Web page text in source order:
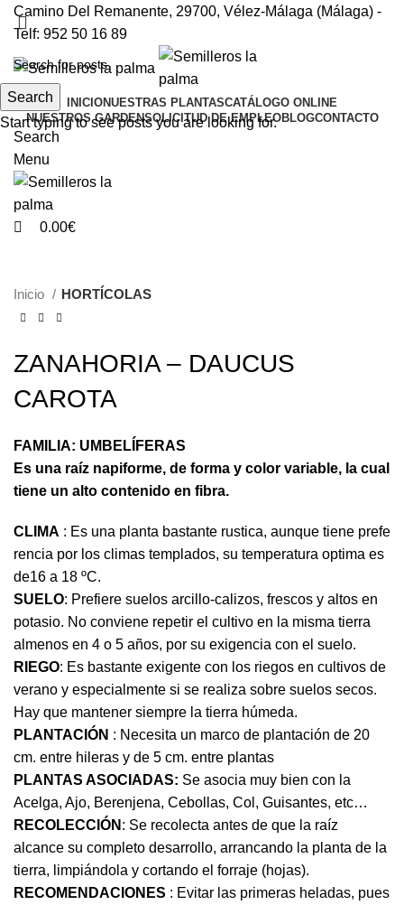
Camino Del Remanente, 29700, Vélez-Málaga (Málaga) -
Telf: 952 50 16 89
INICIONUESTRAS PLANTASCATÁLOGO ONLINE
NUESTROS GARDENSOLICITUD DE EMPLEOBLOGCONTACTO
Search
Menu
0.00€
Inicio HORTÍCOLAS
ZANAHORIA – DAUCUS
CAROTA
FAMILIA: UMBELÍFERAS
Es una raíz napiforme, de forma y color variable, la cual
tiene un alto contenido en fibra.
CLIMA : Es una planta bastante rustica, aunque tiene prefe
rencia por los climas templados, su temperatura optima es
de16 a 18 ºC.
SUELO: Prefiere suelos arcillo-calizos, frescos y altos en
potasio. No conviene repetir el cultivo en la misma tierra
almenos en 4 o 5 años, por su exigencia con el suelo.
RIEGO: Es bastante exigente con los riegos en cultivos de
verano y especialmente si se realiza sobre suelos secos.
Hay que mantener siempre la tierra húmeda.
PLANTACIÓN : Necesita un marco de plantación de 20
cm. entre hileras y de 5 cm. entre plantas
PLANTAS ASOCIADAS: Se asocia muy bien con la
Acelga, Ajo, Berenjena, Cebollas, Col, Guisantes, etc…
RECOLECCIÓN : Se recolecta antes de que la raíz
alcance su completo desarrollo, arrancando la planta de la
tierra, limpiándola y cortando el forraje (hojas).
RECOMENDACIONES : Evitar las primeras heladas, pues
Search
Start typing to see posts you are looking for.